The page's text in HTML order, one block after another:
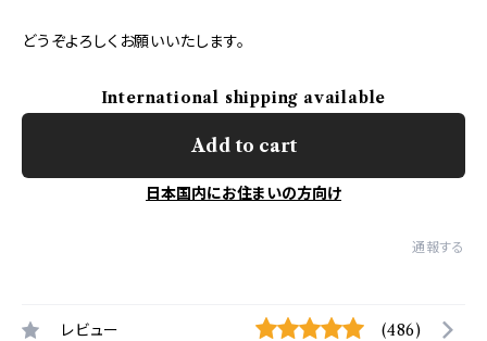
どうぞよろしくお願いいたします。
International shipping available
Add to cart
日本国内にお住まいの方向け
通報する
レビュー (486)